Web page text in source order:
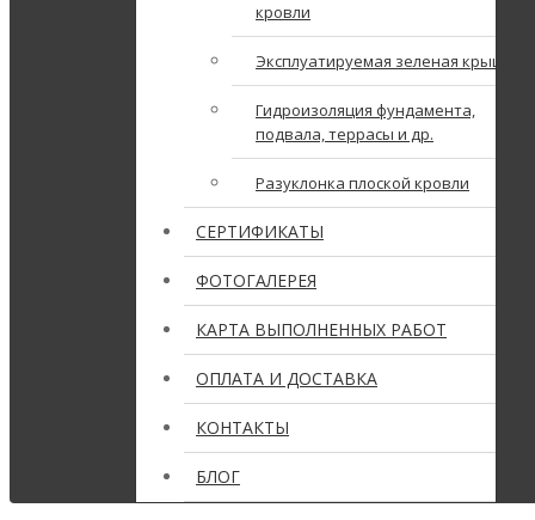
кровли
Эксплуатируемая зеленая крыша
Гидроизоляция фундамента,
подвала, террасы и др.
Разуклонка плоской кровли
СЕРТИФИКАТЫ
ФОТОГАЛЕРЕЯ
КАРТА ВЫПОЛНЕННЫХ РАБОТ
ОПЛАТА И ДОСТАВКА
КОНТАКТЫ
БЛОГ